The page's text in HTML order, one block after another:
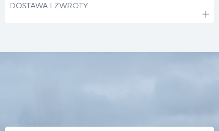
DOSTAWA I ZWROTY